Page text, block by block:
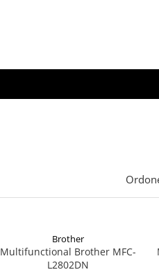
Brother
Multifunctional Brother MFC-
L2802DN